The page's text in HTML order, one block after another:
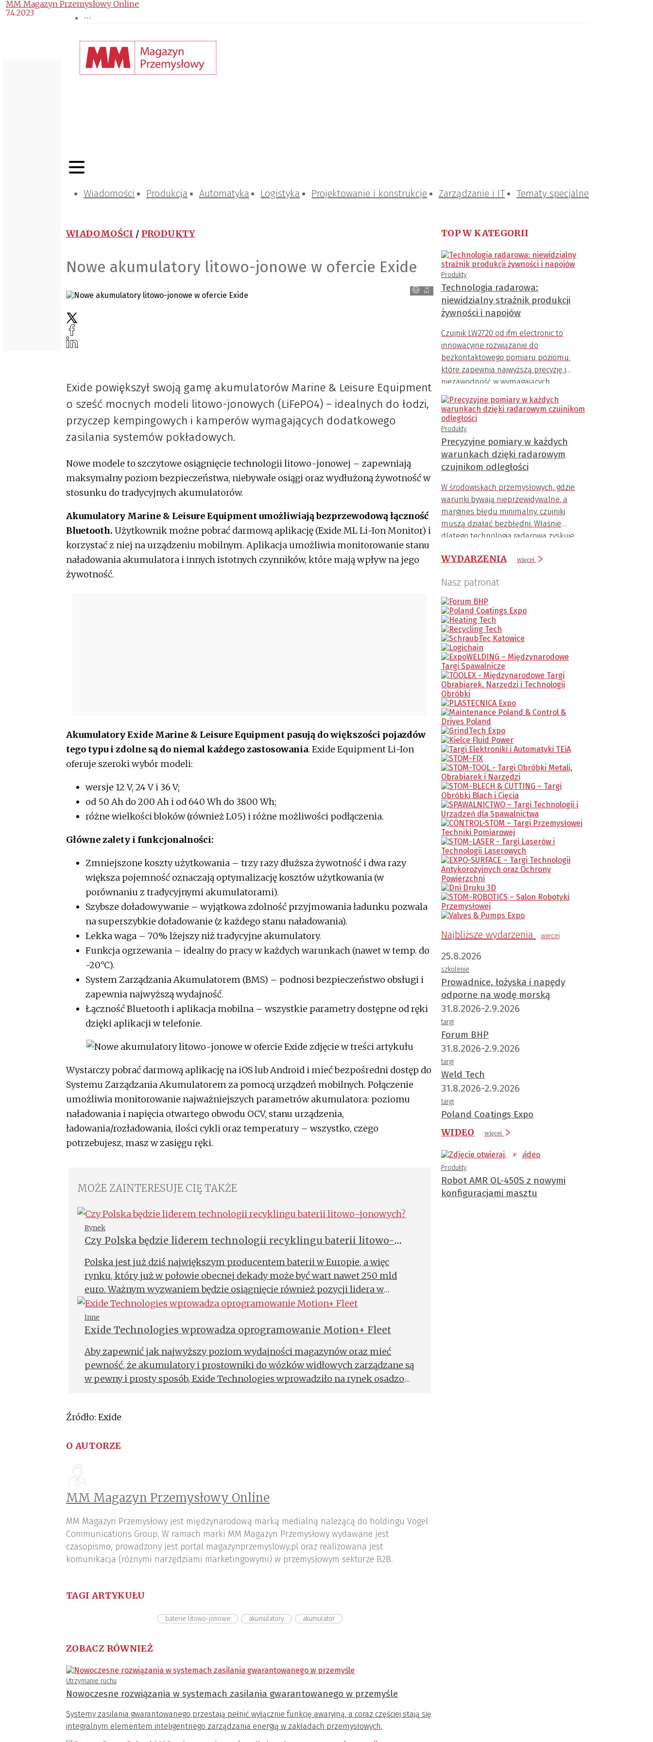
Wiadomości Produkcja Automatyka Logistyka Projektowanie i konstrukcje Zarządzanie i IT Tematy specjalne
WIADOMOŚCI / PRODUKTY
Nowe akumulatory litowo-jonowe w ofercie Exide
Exide
MM Magazyn Przemysłowy Online
7.4.2023
Exide powiększył swoją gamę akumulatorów Marine & Leisure Equipment
o sześć mocnych modeli litowo-jonowych (LiFePO4) – idealnych do łodzi,
przyczep kempingowych i kamperów wymagających dodatkowego
zasilania systemów pokładowych.
Nowe modele to szczytowe osiągnięcie technologii litowo-jonowej – zapewniają
maksymalny poziom bezpieczeństwa, niebywałe osiągi oraz wydłużoną żywotność w
stosunku do tradycyjnych akumulatorów.
Akumulatory Marine & Leisure Equipment umożliwiają bezprzewodową łączność
Bluetooth. Użytkownik możne pobrać darmową aplikację (Exide ML Li-Ion Monitor) i
korzystać z niej na urządzeniu mobilnym. Aplikacja umożliwia monitorowanie stanu
naładowania akumulatora i innych istotnych czynników, które mają wpływ na jego
żywotność.
Akumulatory Exide Marine & Leisure Equipment pasują do większości pojazdów
tego typu i zdolne są do niemal każdego zastosowania. Exide Equipment Li-Ion
oferuje szeroki wybór modeli:
wersje 12 V, 24 V i 36 V;
od 50 Ah do 200 Ah i od 640 Wh do 3800 Wh;
różne wielkości bloków (również L05) i różne możliwości podłączenia.
Główne zalety i funkcjonalności:
Zmniejszone koszty użytkowania – trzy razy dłuższa żywotność i dwa razy
większa pojemność oznaczają optymalizację kosztów użytkowania (w
porównaniu z tradycyjnymi akumulatorami).
Szybsze doładowywanie – wyjątkowa zdolność przyjmowania ładunku pozwala
na superszybkie doładowanie (z każdego stanu naładowania).
Lekka waga – 70% lżejszy niż tradycyjne akumulatory.
Funkcja ogrzewania – idealny do pracy w każdych warunkach (nawet w temp. do
-20°C).
System Zarządzania Akumulatorem (BMS) – podnosi bezpieczeństwo obsługi i
zapewnia najwyższą wydajność.
Łączność Bluetooth i aplikacja mobilna – wszystkie parametry dostępne od ręki
dzięki aplikacji w telefonie.
Wystarczy pobrać darmową aplikację na iOS lub Android i mieć bezpośredni dostęp do
Systemu Zarządzania Akumulatorem za pomocą urządzeń mobilnych. Połączenie
umożliwia monitorowanie najważniejszych parametrów akumulatora: poziomu
naładowania i napięcia otwartego obwodu OCV, stanu urządzenia,
ładowania/rozładowania, ilości cykli oraz temperatury – wszystko, czego
potrzebujesz, masz w zasięgu ręki.
MOŻE ZAINTERESUJE CIĘ TAKŻE
Rynek
Czy Polska będzie liderem technologii recyklingu baterii litowo-
Polska jest już dziś największym producentem baterii w Europie, a więc
rynku, który już w połowie obecnej dekady może być wart nawet 250 mld
euro. Ważnym wyzwaniem będzie osiągnięcie również pozycji lidera w
obszarze technologii recyklingu baterii.
Inne
Exide Technologies wprowadza oprogramowanie Motion+ Fleet
Aby zapewnić jak najwyższy poziom wydajności magazynów oraz mieć
pewność, że akumulatory i prostowniki do wózków widłowych zarządzane są
w pewny i prosty sposób, Exide Technologies wprowadziło na rynek osadzony
Źródło: Exide
O AUTORZE
MM Magazyn Przemysłowy Online
MM Magazyn Przemysłowy jest międzynarodową marką medialną należącą do holdingu Vogel
Communications Group. W ramach marki MM Magazyn Przemysłowy wydawane jest
czasopismo, prowadzony jest portal magazynprzemyslowy.pl oraz realizowana jest
komunikacja (różnymi narzędziami marketingowymi) w przemysłowym sektorze B2B.
TAGI ARTYKUŁU
baterie litowo-jonowe akumulatory akumulator
ZOBACZ RÓWNIEŻ
Utrzymanie ruchu
Nowoczesne rozwiązania w systemach zasilania gwarantowanego w przemyśle
Systemy zasilania gwarantowanego przestają pełnić wyłącznie funkcję awaryjną, a coraz częściej stają się
integralnym elementem inteligentnego zarządzania energią w zakładach przemysłowych.
TOP W KATEGORII
Produkty
Technologia radarowa:
niewidzialny strażnik produkcji
żywności i napojów
Czujnik LW2720 od ifm electronic to
innowacyjne rozwiązanie do
bezkontaktowego pomiaru poziomu,
które zapewnia najwyższą precyzję i
niezawodność w wymagających
warunkach przemysłowych.
Produkty
Precyzyjne pomiary w każdych
warunkach dzięki radarowym
czujnikom odległości
W środowiskach przemysłowych, gdzie
warunki bywają nieprzewidywalne, a
margines błędu minimalny, czujniki
muszą działać bezbłędni. Właśnie
dlatego technologia radarowa zyskuje
WYDARZENIA więcej
Nasz patronat
Najbliższe wydarzenia wiecej
25.8.2026
szkolenie
Prowadnice, łożyska i napędy
odporne na wodę morską
31.8.2026-2.9.2026
targi
Forum BHP
31.8.2026-2.9.2026
targi
Weld Tech
31.8.2026-2.9.2026
targi
Poland Coatings Expo
WIDEO
więcej
Produkty
Robot AMR OL-450S z nowymi
konfiguracjami masztu